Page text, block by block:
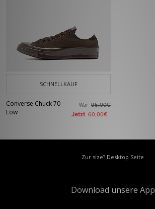
SCHNELLKAUF
Converse Chuck 70
Low
War95,00€
Jetzt 60,00€
Zur size? Desktop Seite
Download unsere App